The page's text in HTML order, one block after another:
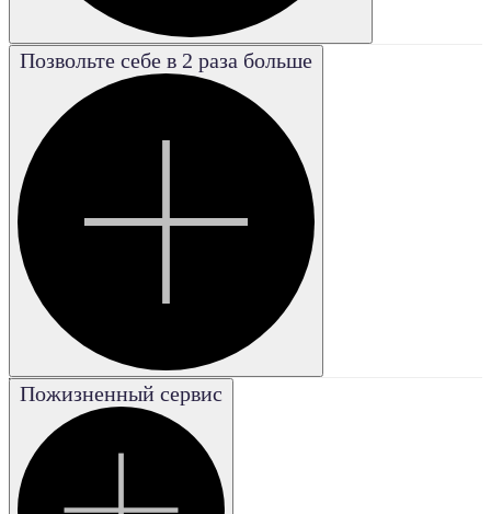
Poor
Плохая
Good
Хорошая
Excellent
Отличная
Fair
Удовле-
творительная
Very good
Позвольте себе в 2 раза больше
Пожизненный сервис